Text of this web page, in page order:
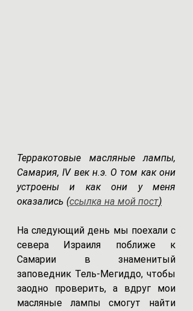
Терракотовые масляные лампы,
Самария, IV век н.э. О том как они
устроены и как они у меня
оказались (ссылка на мой пост)
На следующий день мы поехали с
севера Израиля поближе к
Самарии в знаменитый
заповедник Тель-Мегиддо, чтобы
заодно проверить, а вдруг мои
масляные лампы смогут найти